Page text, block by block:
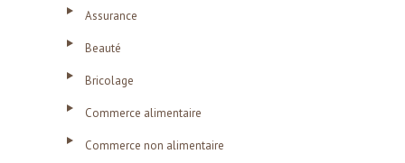
Assurance
Beauté
Bricolage
Commerce alimentaire
Commerce non alimentaire